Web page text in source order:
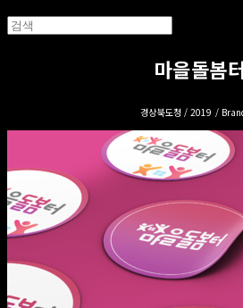
마을돌봄
경상북도청 / 2019 /